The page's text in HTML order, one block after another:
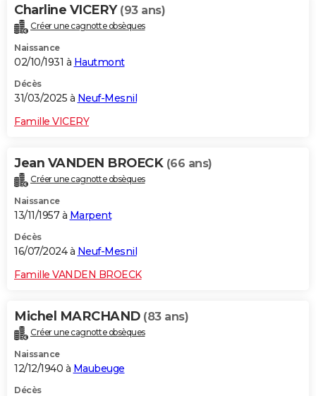
Charline VICERY (93 ans)
Créer une cagnotte obsèques
Naissance
02/10/1931 à Hautmont
Décès
31/03/2025 à Neuf-Mesnil
Famille VICERY
Jean VANDEN BROECK (66 ans)
Créer une cagnotte obsèques
Naissance
13/11/1957 à Marpent
Décès
16/07/2024 à Neuf-Mesnil
Famille VANDEN BROECK
Michel MARCHAND (83 ans)
Créer une cagnotte obsèques
Naissance
12/12/1940 à Maubeuge
Décès